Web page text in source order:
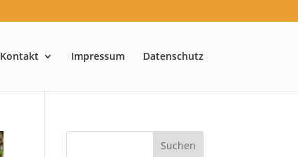
Kontakt Impressum Datenschutz